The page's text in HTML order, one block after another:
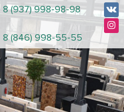
8 (937) 998-98-98
8 (846) 998-55-55